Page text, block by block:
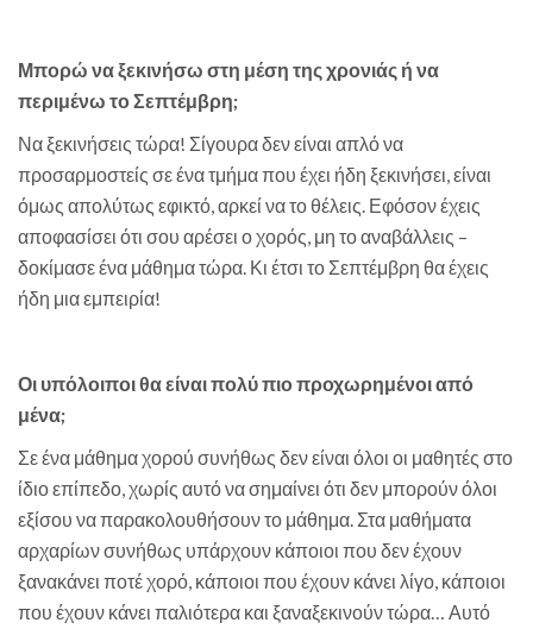
Μπορώ να ξεκινήσω στη μέση της χρονιάς ή να
περιμένω το Σεπτέμβρη;
Να ξεκινήσεις τώρα! Σίγουρα δεν είναι απλό να
προσαρμοστείς σε ένα τμήμα που έχει ήδη ξεκινήσει, είναι
όμως απολύτως εφικτό, αρκεί να το θέλεις. Εφόσον έχεις
αποφασίσει ότι σου αρέσει ο χορός, μη το αναβάλλεις –
δοκίμασε ένα μάθημα τώρα. Κι έτσι το Σεπτέμβρη θα έχεις
ήδη μια εμπειρία!
Οι υπόλοιποι θα είναι πολύ πιο προχωρημένοι από
μένα;
Σε ένα μάθημα χορού συνήθως δεν είναι όλοι οι μαθητές στο
ίδιο επίπεδο, χωρίς αυτό να σημαίνει ότι δεν μπορούν όλοι
εξίσου να παρακολουθήσουν το μάθημα. Στα μαθήματα
αρχαρίων συνήθως υπάρχουν κάποιοι που δεν έχουν
ξανακάνει ποτέ χορό, κάποιοι που έχουν κάνει λίγο, κάποιοι
που έχουν κάνει παλιότερα και ξαναξεκινούν τώρα… Αυτό